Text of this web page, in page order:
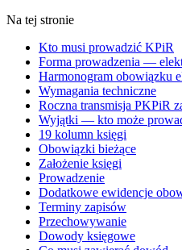
Na tej stronie
Kto musi prowadzić KPiR
Forma prowadzenia —
Harmonogram obowiązku
Wymagania techniczne
Roczna transmisja PKPiR
Wyjątki — kto może
19 kolumn księgi
Obowiązki bieżące
Założenie księgi
Prowadzenie
Dodatkowe ewidencje
Terminy zapisów
Przechowywanie
Dowody księgowe